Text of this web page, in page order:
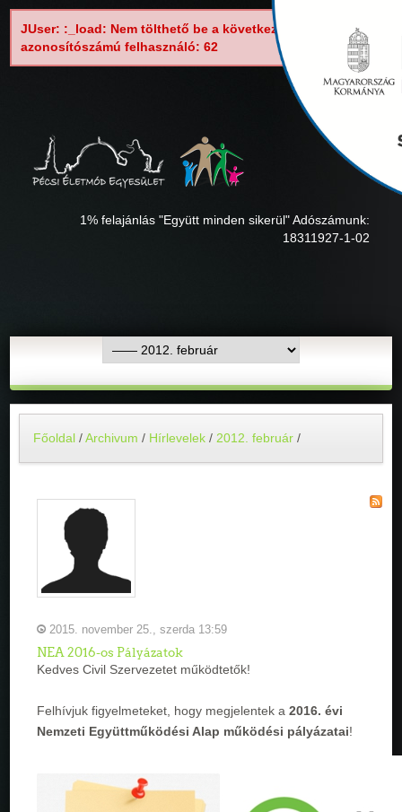
JUser: :_load: Nem tölthető be a következő
azonosítószámú felhasználó: 62
1% felajánlás "Együtt minden sikerül" Adószámunk:
18311927-1-02
Főoldal /Archivum / Hírlevelek / 2012. február /
2015. november 25., szerda 13:59
NEA 2016-os Pályázatok
Kedves Civil Szervezetet működtetők!
Felhívjuk figyelmeteket, hogy megjelentek a2016. évi
Nemzeti Együttműködési Alap működési pályázatai!